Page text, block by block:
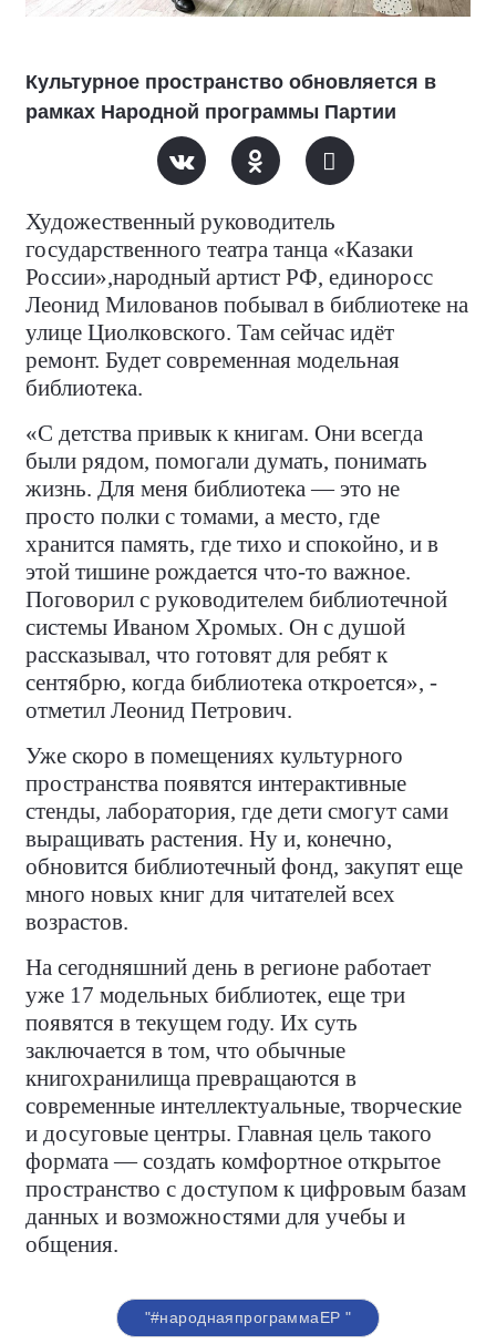
Культурное пространство обновляется в
рамках Народной программы Партии
Художественный руководитель
государственного театра танца «Казаки
России»,народный артист РФ, единоросс
Леонид Милованов побывал в библиотеке на
улице Циолковского. Там сейчас идёт
ремонт. Будет современная модельная
библиотека.
«С детства привык к книгам. Они всегда
были рядом, помогали думать, понимать
жизнь. Для меня библиотека — это не
просто полки с томами, а место, где
хранится память, где тихо и спокойно, и в
этой тишине рождается что-то важное.
Поговорил с руководителем библиотечной
системы Иваном Хромых. Он с душой
рассказывал, что готовят для ребят к
сентябрю, когда библиотека откроется», -
отметил Леонид Петрович.
Уже скоро в помещениях культурного
пространства появятся интерактивные
стенды, лаборатория, где дети смогут сами
выращивать растения. Ну и, конечно,
обновится библиотечный фонд, закупят еще
много новых книг для читателей всех
возрастов.
На сегодняшний день в регионе работает
уже 17 модельных библиотек, еще три
появятся в текущем году. Их суть
заключается в том, что обычные
книгохранилища превращаются в
современные интеллектуальные, творческие
и досуговые центры. Главная цель такого
формата — создать комфортное открытое
пространство с доступом к цифровым базам
данных и возможностями для учебы и
общения.
"#народнаяпрограммаЕР "